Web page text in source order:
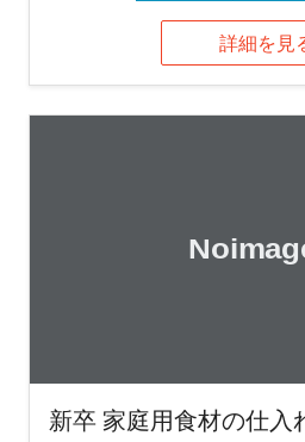
詳細を見
新卒 家庭用食材の仕入